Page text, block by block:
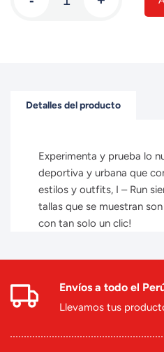
Detalles del producto
Experimenta y prueba lo
deportiva y urbana que
estilos y outfits, I – Run
tallas que se muestran
con tan solo un clic!
Envíos a todo el
Llevamos tus